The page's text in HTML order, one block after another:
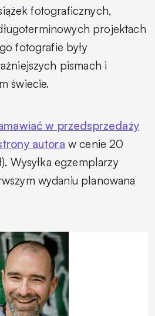
fotograficznych,
projektach
fotografie były
pismach i
świecie.
w przedsprzedaży
autora w cenie 20
Wysyłka egzemplarzy
wydaniu planowana